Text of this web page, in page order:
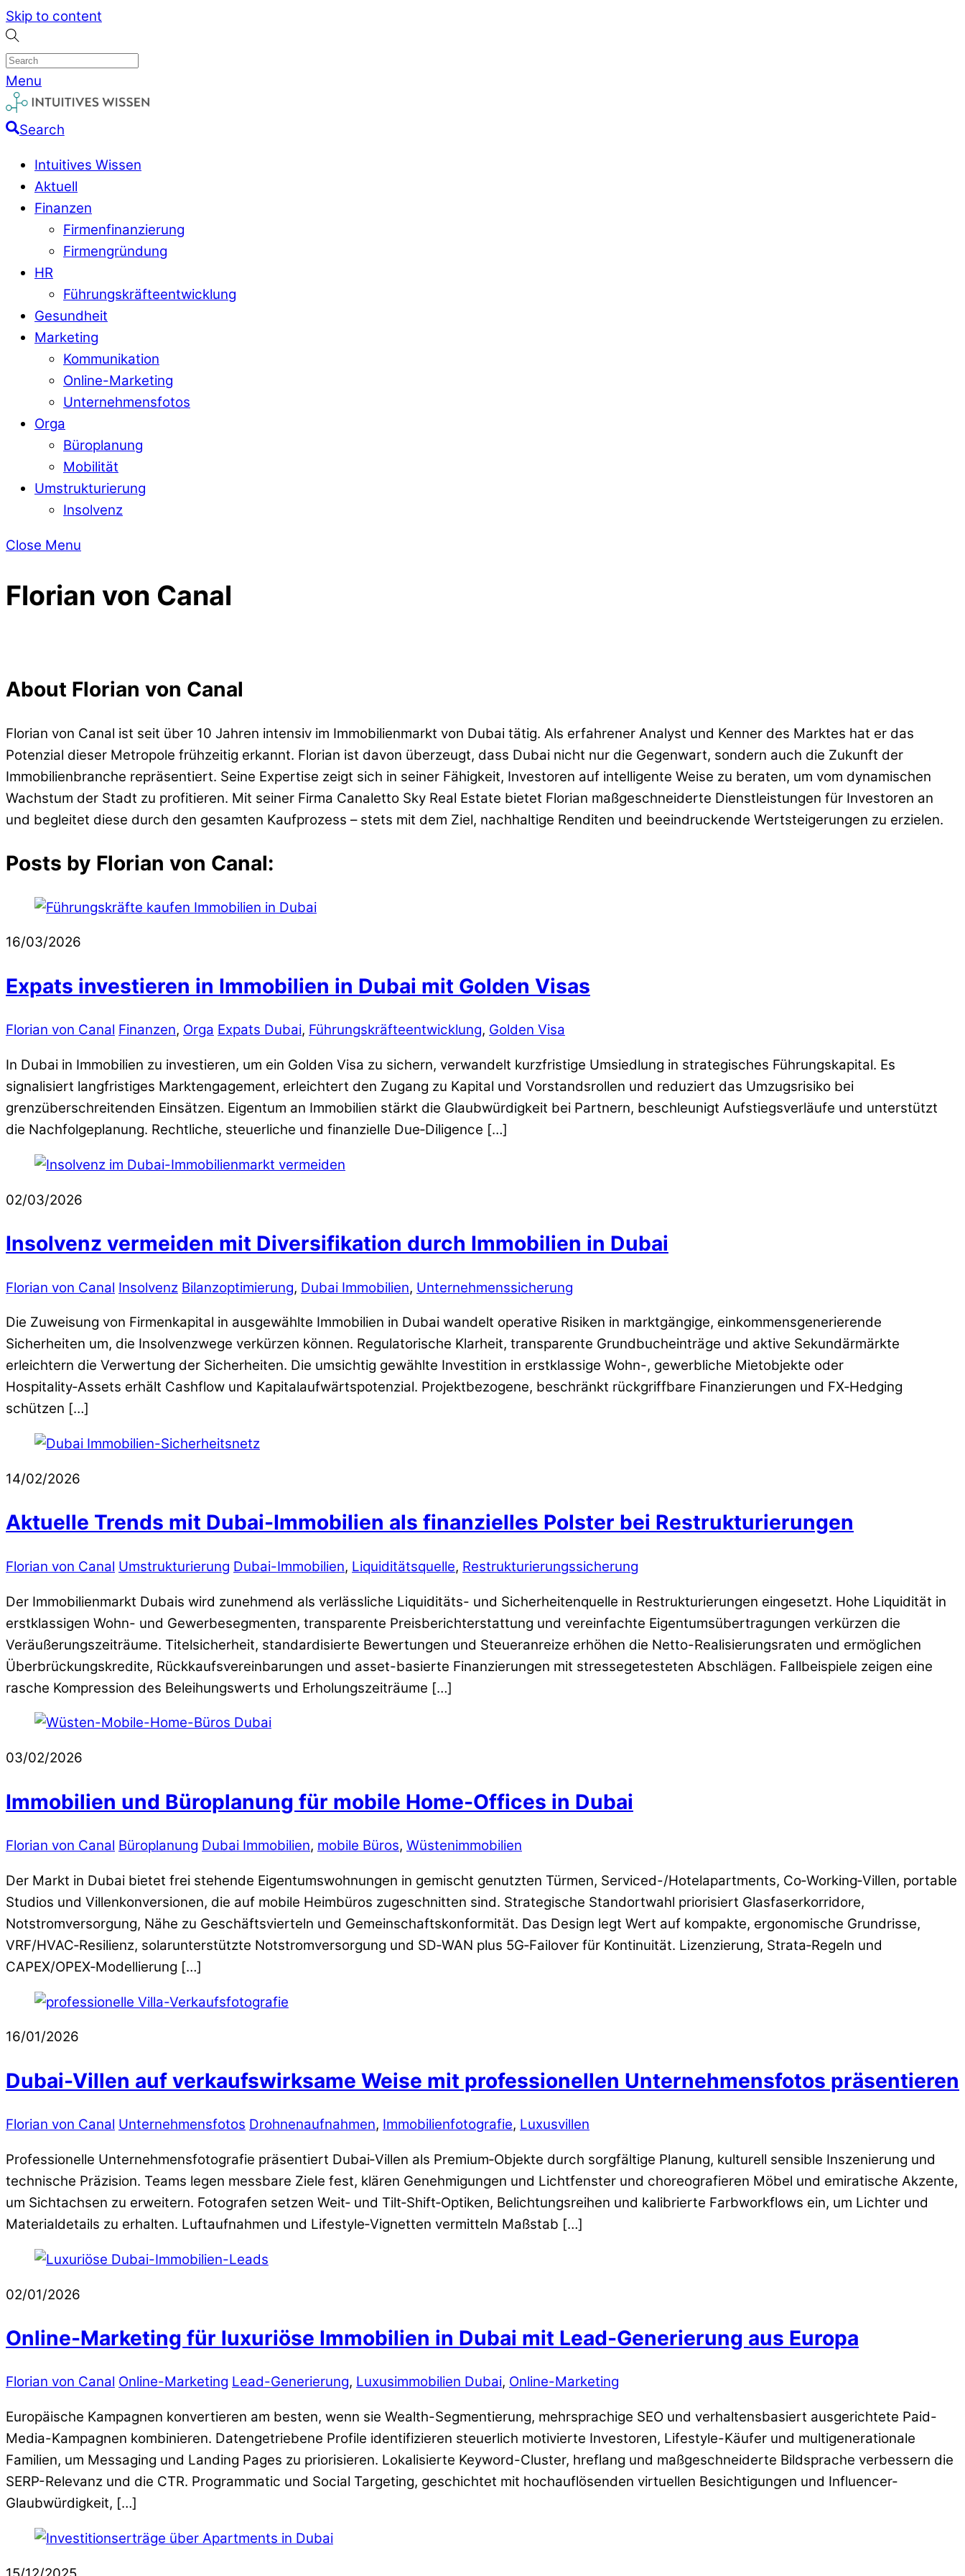
Skip to content
Menu
Search
Intuitives Wissen
Aktuell
Finanzen
Firmenfinanzierung
Firmengründung
HR
Führungskräfteentwicklung
Gesundheit
Marketing
Kommunikation
Online-Marketing
Unternehmensfotos
Orga
Büroplanung
Mobilität
Umstrukturierung
Insolvenz
Close Menu
Florian von Canal
About Florian von Canal
Florian von Canal ist seit über 10 Jahren intensiv im Immobilienmarkt von Dubai tätig. Als erfahrener Analyst und Kenner des Marktes hat er das
Potenzial dieser Metropole frühzeitig erkannt. Florian ist davon überzeugt, dass Dubai nicht nur die Gegenwart, sondern auch die Zukunft der
Immobilienbranche repräsentiert. Seine Expertise zeigt sich in seiner Fähigkeit, Investoren auf intelligente Weise zu beraten, um vom dynamischen
Wachstum der Stadt zu profitieren. Mit seiner Firma Canaletto Sky Real Estate bietet Florian maßgeschneiderte Dienstleistungen für Investoren an
und begleitet diese durch den gesamten Kaufprozess – stets mit dem Ziel, nachhaltige Renditen und beeindruckende Wertsteigerungen zu erzielen.
Posts by Florian von Canal:
16/03/2026
Expats investieren in Immobilien in Dubai mit Golden Visas
Florian von Canal Finanzen, Orga Expats Dubai, Führungskräfteentwicklung, Golden Visa
In Dubai in Immobilien zu investieren, um ein Golden Visa zu sichern, verwandelt kurzfristige Umsiedlung in strategisches Führungskapital. Es
signalisiert langfristiges Marktengagement, erleichtert den Zugang zu Kapital und Vorstandsrollen und reduziert das Umzugsrisiko bei
grenzüberschreitenden Einsätzen. Eigentum an Immobilien stärkt die Glaubwürdigkeit bei Partnern, beschleunigt Aufstiegsverläufe und unterstützt
die Nachfolgeplanung. Rechtliche, steuerliche und finanzielle Due‑Diligence […]
02/03/2026
Insolvenz vermeiden mit Diversifikation durch Immobilien in Dubai
Florian von Canal Insolvenz Bilanzoptimierung, Dubai Immobilien, Unternehmenssicherung
Die Zuweisung von Firmenkapital in ausgewählte Immobilien in Dubai wandelt operative Risiken in marktgängige, einkommensgenerierende
Sicherheiten um, die Insolvenzwege verkürzen können. Regulatorische Klarheit, transparente Grundbucheinträge und aktive Sekundärmärkte
erleichtern die Verwertung der Sicherheiten. Die umsichtig gewählte Investition in erstklassige Wohn-, gewerbliche Mietobjekte oder
Hospitality‑Assets erhält Cashflow und Kapitalaufwärtspotenzial. Projektbezogene, beschränkt rückgriffbare Finanzierungen und FX‑Hedging
schützen […]
14/02/2026
Aktuelle Trends mit Dubai-Immobilien als finanzielles Polster bei Restrukturierungen
Florian von Canal Umstrukturierung Dubai-Immobilien, Liquiditätsquelle, Restrukturierungssicherung
Der Immobilienmarkt Dubais wird zunehmend als verlässliche Liquiditäts- und Sicherheitenquelle in Restrukturierungen eingesetzt. Hohe Liquidität in
erstklassigen Wohn- und Gewerbesegmenten, transparente Preisberichterstattung und vereinfachte Eigentumsübertragungen verkürzen die
Veräußerungszeiträume. Titelsicherheit, standardisierte Bewertungen und Steueranreize erhöhen die Netto-Realisierungsraten und ermöglichen
Überbrückungskredite, Rückkaufsvereinbarungen und asset-basierte Finanzierungen mit stressegetesteten Abschlägen. Fallbeispiele zeigen eine
rasche Kompression des Beleihungswerts und Erholungszeiträume […]
03/02/2026
Immobilien und Büroplanung für mobile Home-Offices in Dubai
Florian von Canal Büroplanung Dubai Immobilien, mobile Büros, Wüstenimmobilien
Der Markt in Dubai bietet frei stehende Eigentumswohnungen in gemischt genutzten Türmen, Serviced-/Hotelapartments, Co‑Working‑Villen, portable
Studios und Villenkonversionen, die auf mobile Heimbüros zugeschnitten sind. Strategische Standortwahl priorisiert Glasfaserkorridore,
Notstromversorgung, Nähe zu Geschäftsvierteln und Gemeinschaftskonformität. Das Design legt Wert auf kompakte, ergonomische Grundrisse,
VRF/HVAC‑Resilienz, solarunterstützte Notstromversorgung und SD‑WAN plus 5G‑Failover für Kontinuität. Lizenzierung, Strata‑Regeln und
CAPEX/OPEX‑Modellierung […]
16/01/2026
Dubai-Villen auf verkaufswirksame Weise mit professionellen Unternehmensfotos präsentieren
Florian von Canal Unternehmensfotos Drohnenaufnahmen, Immobilienfotografie, Luxusvillen
Professionelle Unternehmensfotografie präsentiert Dubai‑Villen als Premium‑Objekte durch sorgfältige Planung, kulturell sensible Inszenierung und
technische Präzision. Teams legen messbare Ziele fest, klären Genehmigungen und Lichtfenster und choreografieren Möbel und emiratische Akzente,
um Sichtachsen zu erweitern. Fotografen setzen Weit‑ und Tilt‑Shift‑Optiken, Belichtungsreihen und kalibrierte Farbworkflows ein, um Lichter und
Materialdetails zu erhalten. Luftaufnahmen und Lifestyle‑Vignetten vermitteln Maßstab […]
02/01/2026
Online-Marketing für luxuriöse Immobilien in Dubai mit Lead-Generierung aus Europa
Florian von Canal Online-Marketing Lead-Generierung, Luxusimmobilien Dubai, Online-Marketing
Europäische Kampagnen konvertieren am besten, wenn sie Wealth-Segmentierung, mehrsprachige SEO und verhaltensbasiert ausgerichtete Paid-
Media-Kampagnen kombinieren. Datengetriebene Profile identifizieren steuerlich motivierte Investoren, Lifestyle-Käufer und multigenerationale
Familien, um Messaging und Landing Pages zu priorisieren. Lokalisierte Keyword-Cluster, hreflang und maßgeschneiderte Bildsprache verbessern die
SERP-Relevanz und die CTR. Programmatic und Social Targeting, geschichtet mit hochauflösenden virtuellen Besichtigungen und Influencer-
Glaubwürdigkeit, […]